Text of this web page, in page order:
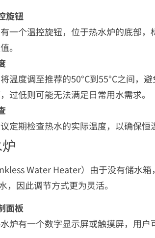
旋钮
有一个温控旋钮，位于热水炉的底
。
温度调至推荐的50°C到55°C之间，
过低则可能无法满足日常用水需求。
定期检查热水的实际温度，以确保恒
Water Heater）由于没有储水箱
，因此调节方式更为灵活。
面板
炉有一个数字显示屏或触摸屏，用